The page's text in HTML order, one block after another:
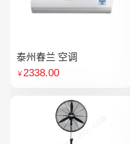
泰州春兰 空调
￥2338.00